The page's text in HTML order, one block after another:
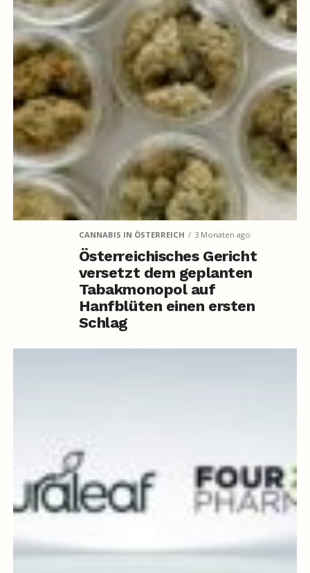
CANNABIS IN ÖSTERREICH 3 Monaten ago
Österreichisches Gericht
versetzt dem geplanten
Tabakmonopol auf
Hanfblüten einen ersten
Schlag